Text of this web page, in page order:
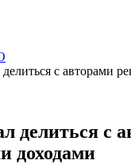
с авторами
делиться с
доходами